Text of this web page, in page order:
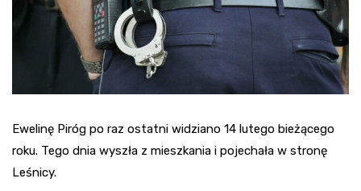
Ewelinę Piróg po raz ostatni widziano 14 lutego bieżącego
roku. Tego dnia wyszła z mieszkania i pojechała w stronę
Leśnicy.